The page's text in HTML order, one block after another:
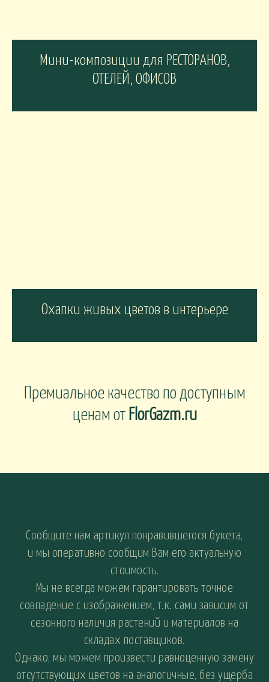
Мини-композиции для РЕСТОРАНОВ,
ОТЕЛЕЙ, ОФИСОВ
Охапки живых цветов в интерьере
Премиальное качество по доступным
ценам от FlorGazm.ru
Сообщите нам артикул понравившегося букета,
и мы оперативно сообщим Вам его актуальную
стоимость.
Мы не всегда можем гарантировать точное
совпадение с изображением, т.к. сами зависим от
сезонного наличия растений и материалов на
складах поставщиков.
Однако, мы можем произвести равноценную замену
отсутствующих цветов на аналогичные, без ущерба